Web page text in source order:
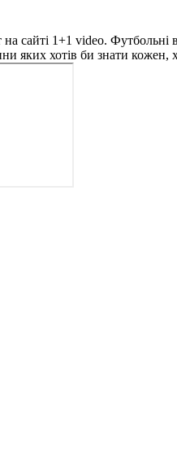
сайті 1+1 video. Футбольні
яких хотів би знати